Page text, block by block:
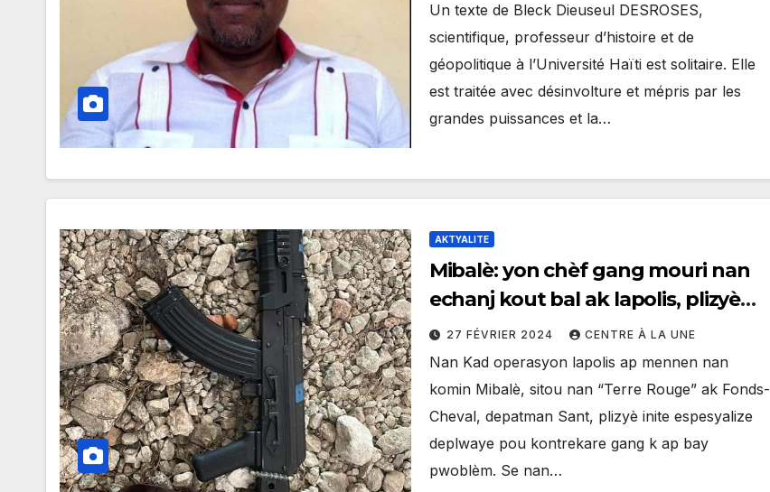
Un texte de Bleck Dieuseul DESROSES,
scientifique, professeur d’histoire et de
géopolitique à l’Université Haïti est solitaire. Elle
est traitée avec désinvolture et mépris par les
grandes puissances et la…
AKTYALITE
Mibalè: yon chèf gang mouri nan
echanj kout bal ak lapolis, plizyè
sòlda mouri 2 fanm arete
27 FÉVRIER 2024 CENTRE À LA UNE
Nan Kad operasyon lapolis ap mennen nan
komin Mibalè, sitou nan “Terre Rouge” ak Fonds-
Cheval, depatman Sant, plizyè inite espesyalize
deplwaye pou kontrekare gang k ap bay
pwoblèm. Se nan…